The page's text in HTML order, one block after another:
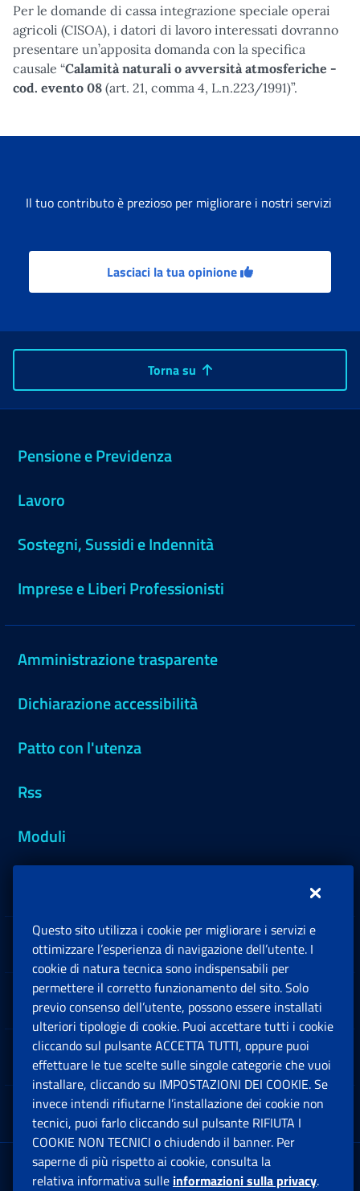
Per le domande di cassa integrazione speciale operai
agricoli (CISOA), i datori di lavoro interessati dovranno
presentare un’apposita domanda con la specifica
causale “Calamità naturali o avversità atmosferiche -
cod. evento 08 (art. 21, comma 4, L.n.223/1991)”.
Il tuo contributo è prezioso per migliorare i nostri servizi
Lasciaci la tua opinione
Torna su
Pensione e Previdenza
Lavoro
Sostegni, Sussidi e Indennità
Imprese e Liberi Professionisti
Amministrazione trasparente
Dichiarazione accessibilità
Patto con l'utenza
Rss
Moduli
Sedi e Contatti
Software
Note Legali
App mobile
Sede Legale : Via Ciro il Grande, 21
Questo sito utilizza i cookie per migliorare i servizi e
ottimizzare l’esperienza di navigazione dell’utente. I
cookie di natura tecnica sono indispensabili per
permettere il corretto funzionamento del sito. Solo
previo consenso dell’utente, possono essere installati
ulteriori tipologie di cookie. Puoi accettare tutti i cookie
cliccando sul pulsante ACCETTA TUTTI, oppure puoi
effettuare le tue scelte sulle singole categorie che vuoi
installare, cliccando su IMPOSTAZIONI DEI COOKIE. Se
invece intendi rifiutarne l’installazione dei cookie non
tecnici, puoi farlo cliccando sul pulsante RIFIUTA I
COOKIE NON TECNICI o chiudendo il banner. Per
saperne di più rispetto ai cookie, consulta la
relativa informativa sulle informazioni sulla privacy.